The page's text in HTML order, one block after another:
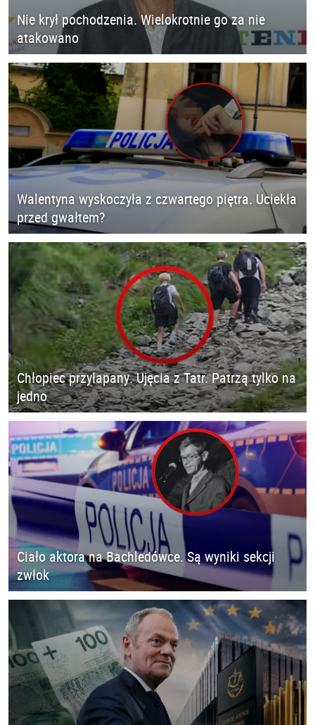
Nie krył pochodzenia. Wielokrotnie go za nie
atakowano
Walentyna wyskoczyła z czwartego piętra. Uciekła
przed gwałtem?
Chłopiec przyłapany. Ujęcia z Tatr. Patrzą tylko na
jedno
Ciało aktora na Bachledówce. Są wyniki sekcji
zwłok